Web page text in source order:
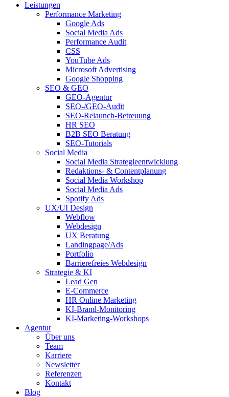
Leistungen
Performance Marketing
Google Ads
Social Media Ads
Performance Audit
CSS
YouTube Ads
Microsoft Advertising
Google Shopping
SEO & GEO
GEO-Agentur
SEO-/GEO-Audit
SEO-Relaunch-Betreuung
HR SEO
B2B SEO Beratung
SEO-Tutorials
Social Media
Social Media Strategieentwicklung
Redaktions- & Contentplanung
Social Media Workshop
Social Media Ads
Spotify Ads
UX/UI Design
Webflow
Webdesign
UX Beratung
Landingpage/Ads
Portfolio
Barrierefreies Webdesign
Strategie & KI
Lead Gen
E-Commerce
HR Online Marketing
KI-Brand-Monitoring
KI-Marketing-Workshops
Agentur
Über uns
Team
Karriere
Newsletter
Referenzen
Kontakt
Blog